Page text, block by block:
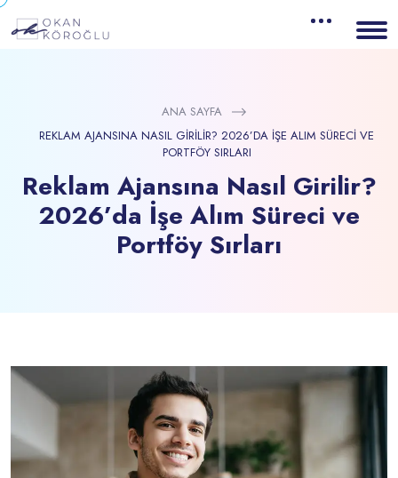
ANA SAYFA
REKLAM AJANSINA NASIL GIRILIR? 2026’DA İŞE ALIM SÜRECI VE
PORTFÖY SIRLARI
Reklam Ajansına Nasıl Girilir?
2026’da İşe Alım Süreci ve
Portföy Sırları